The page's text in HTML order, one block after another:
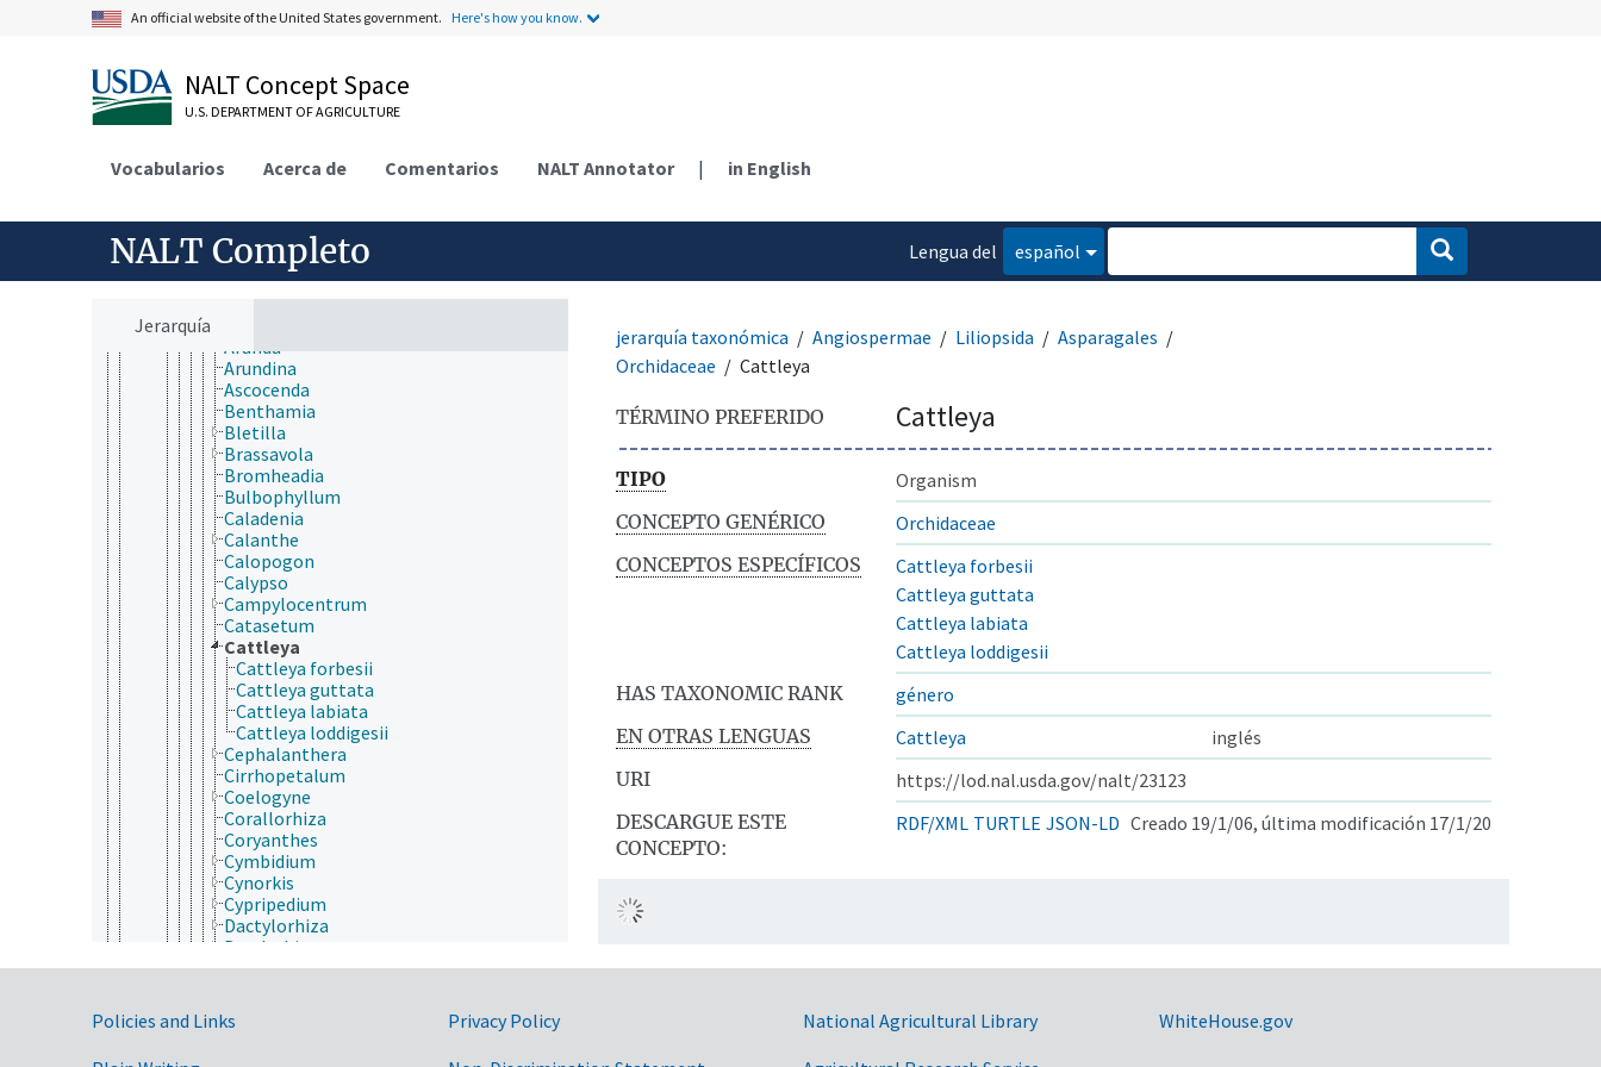
An official website of the United States government. Here's how you know.
NALT Concept Space
U.S. DEPARTMENT OF AGRICULTURE
Vocabularios Acerca de Comentarios NALT Annotator | in English
NALT Completo
Lengua del
español
Jerarquía
Blandfordiaceae
Hypoxidaceae
Iridaceae
Orchidaceae
Aeranthes
Aerides
Anacamptis
Angraecum
Anoectochilus
Aranda
Arundina
Ascocenda
Benthamia
Bletilla
Brassavola
Bromheadia
Bulbophyllum
Caladenia
Calanthe
Calopogon
Calypso
Campylocentrum
Catasetum
Cattleya
Cattleya forbesii
Cattleya guttata
Cattleya labiata
Cattleya loddigesii
Cephalanthera
Cirrhopetalum
Coelogyne
Corallorhiza
Coryanthes
Cymbidium
Cynorkis
Cypripedium
Dactylorhiza
Dendrobium
Disa
Epidendrum
jerarquía taxonómica Angiospermae Liliopsida
Asparagales
Orchidaceae
Cattleya
TÉRMINO PREFERIDO Cattleya
TIPO
Organism
CONCEPTO GENÉRICO
Orchidaceae
CONCEPTOS ESPECÍFICOS
Cattleya forbesii
Cattleya guttata
Cattleya labiata
Cattleya loddigesii
HAS TAXONOMIC RANK
género
EN OTRAS LENGUAS
Cattleya
inglés
URI
https://lod.nal.usda.gov/nalt/23123
DESCARGUE ESTE
CONCEPTO:
RDF/XML TURTLE JSON-LD Creado 19/1/06, última modificación 17/1/20
Government Links
Policies and Links
Privacy Policy
National Agricultural Library
WhiteHouse.gov